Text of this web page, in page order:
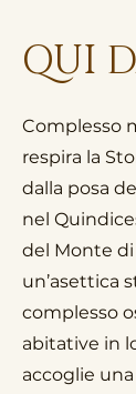
QUI
Complesso
respira la
dalla posa
nel
del Monte
un’asettica
complesso
abitative in
accoglie